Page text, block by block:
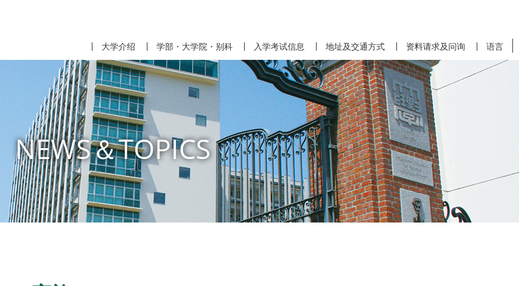
大学介绍 学部・大学院・别科 入学考试信息 地址及交通方式 资料请求及问询 语言
NEWS＆TOPICS